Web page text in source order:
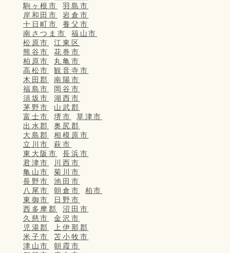
駒ヶ根市
羽島市
岸和田市
岩倉市
十日町市
養父市
南さつま市
福山市
松原市
江東区
熊谷市
花巻市
柏原市
丸亀市
高松市
観音寺市
木田郡
南陽市
福島市
岡谷市
須坂市
湖西市
茅野市
山武郡
富士市
堺市
草津市
出水郡
奥尻郡
大島郡
相模原市
立川市
萩市
東大阪市
長浜市
君津市
川西市
亀山市
菊川市
長野市
池田市
八尾市
朝倉市
柏市
東御市
日野市
西多摩郡
沼田市
久慈市
金沢市
児湯郡
上伊那郡
米子市
苫小牧市
津山市
朝霞市